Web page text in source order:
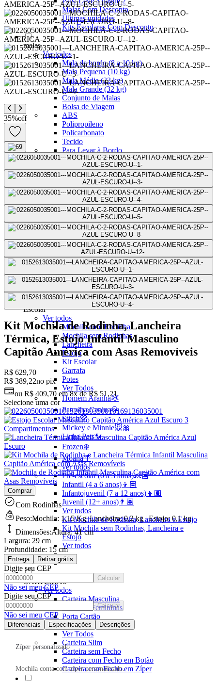
Malas Com Desconto
Últimas unidades
Kits Escolares Com Desconto
malas
Ver todos
Mala de bordo (8 a 10 kg)
Mala Pequena (10 kg)
Mala Média (23 kg)
Mala Grande (32 kg)
Conjunto de Malas
Bolsa de Viagem
ABS
Polipropileno
Policarbonato
Tecido
Para Levar à Bordo
Para Despachar
Mochilas
Ver todos
Mochilas Masculinas
Mochilas Femininas
Mochilas Escolares
Mochilas Juvenis
Ver Todos
Mochila para Notebook
Mochila de Couro
Mochila Executiva
Mochila com Rodas
Mochila Pequena
Mochila Média
Mochila Grande
Escolar
Ver todos
Mochila com Rodinha
Mochila sem Rodinhas
Lancheira
Estojo
Kit Escolar
Garrafa
Potes
Ver Todos
Homem Aranha🕸️
Patrulha Canina🐶
Stitch💜
Mickey e Minnie🐭🎀
Linha Pets🐾
Frozen❄️
Moana🌴
ver todos
Pré-escolar (0 a 3 anos)👶🏽
Infantil (4 a 6 anos)👦🏽
Infantojuvenil (7 a 12 anos)👦🏽
Juvenil (12+ anos)👨🏽
Ver todos
Kit Mochila de Rodinha, Lancheira e Estojo
Kit Mochila sem Rodinhas, Lancheira e
Estojo
Ver todos
CARTEIRAS
Ver todos
Carteira Masculina
Carteiras Femininas
Porta Cartão
Porta Passaporte
Ver Todos
Carteira Slim
Carteira sem Fecho
Carteira com Fecho em Botão
Carteira com Fecho em Zíper
35%off
Kit Mochila de Rodinha, Lancheira
Térmica, Estojo Infantil Masculino
Capitão América com Asas Removíveis
R$ 629,70
R$ 389,22no pix
ou R$ 409,70 em8x de R$ 51,21
Selecione uma cor
Comprar
Com Rodinhas
Peso:Mochila: 1,15 Kg| Lancheira: 0,2 kg | Estojo: 0,1 kg
Dimensões:Altura: 41 cm
Largura: 29 cm
Profundidade: 15 cm
Entrega Retirar grátis
Digite seu CEP
Calcular
Não sei meu CEP
Digite seu CEP
Calcular
Não sei meu CEP
Diferenciais Especificações Descrições
Zíper personalizado
Mochila conta com zíper personalizado.